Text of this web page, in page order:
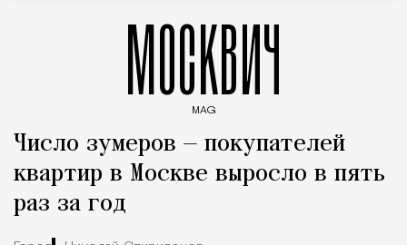
МОСКВИЧ
MAG
Число зумеров — покупателей
квартир в Москве выросло в пять
раз за год